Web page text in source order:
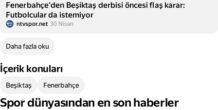
Fenerbahçe'den Beşiktaş derbisi öncesi flaş karar:
Futbolcular da istemiyor
ntvspor.net 30 Nisan
Daha fazla oku
İçerik konuları
Beşiktaş Fenerbahçe
Spor dünyasından en son haberler